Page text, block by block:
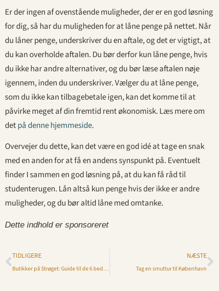
Er der ingen af ovenstående muligheder, der er en god løsning
for dig, så har du muligheden for at låne penge på nettet. Når
du låner penge, underskriver du en aftale, og det er vigtigt, at
du kan overholde aftalen. Du bør derfor kun låne penge, hvis
du ikke har andre alternativer, og du bør læse aftalen nøje
igennem, inden du underskriver. Vælger du at låne penge,
som du ikke kan tilbagebetale igen, kan det komme til at
påvirke meget af din fremtid rent økonomisk. Læs mere om
detpå denne hjemmeside.
Overvejer du dette, kan det være en god idé at tage en snak
med en anden for at få en andens synspunkt på. Eventuelt
finder I sammen en god løsning på, at du kan få råd til
studenterugen. Lån altså kun penge hvis der ikke er andre
muligheder, og du bør altid låne med omtanke.
Dette indhold er sponsoreret
TIDLIGERE
Butikker på Strøget: Guide til de 6 bedste (opdateret 2026)
NÆSTE
Tag en smuttur til København